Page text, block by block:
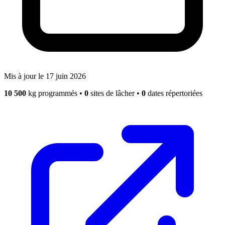
Mis à jour le 17 juin 2026
10 500 kg programmés • 0 sites de lâcher • 0 dates répertoriées